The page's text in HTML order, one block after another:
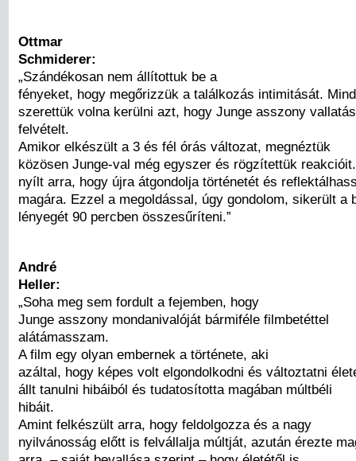
Ottmar
Schmiderer:
„Szándékosan nem állítottuk be a
fényeket, hogy megőrizzük a találkozás intimitását.
szerettük volna kerülni azt, hogy Junge asszony
felvételt.
Amikor elkészült a 3 és fél órás változat, megnéztük
közösen Junge-val még egyszer és rögzítettük
nyílt arra, hogy újra átgondolja történetét és
magára. Ezzel a megoldással, úgy gondolom, sikerült a
lényegét 90 percben összesűríteni.”
André
Heller:
„Soha meg sem fordult a fejemben, hogy
Junge asszony mondanivalóját bármiféle filmbetéttel
alátámasszam.
A film egy olyan embernek a története, aki
azáltal, hogy képes volt elgondolkodni és változtatni
állt tanulni hibáiból és tudatosította magában múltbéli
hibáit.
Amint felkészült arra, hogy feldolgozza és a nagy
nyilvánosság előtt is felvállalja múltját, azután érezte